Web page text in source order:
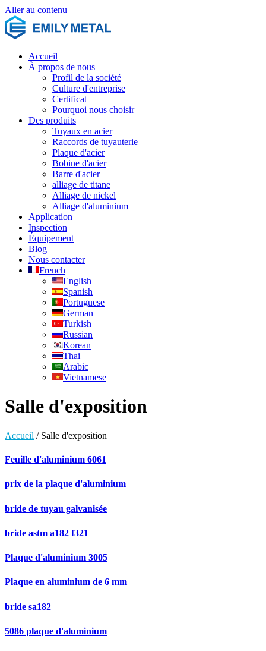
Aller au contenu
Accueil
À propos de nous
Profil de la société
Culture d'entreprise
Certificat
Pourquoi nous choisir
Des produits
Tuyaux en acier
Raccords de tuyauterie
Plaque d'acier
Bobine d'acier
Barre d'acier
alliage de titane
Alliage de nickel
Alliage d'aluminium
Application
Inspection
Équipement
Blog
Nous contacter
French
English
Spanish
Portuguese
German
Turkish
Russian
Korean
Thai
Arabic
Vietnamese
Salle d'exposition
Accueil / Salle d'exposition
Feuille d'aluminium 6061
prix de la plaque d'aluminium
bride de tuyau galvanisée
bride astm a182 f321
Plaque d'aluminium 3005
Plaque en aluminium de 6 mm
bride sa182
5086 plaque d'aluminium